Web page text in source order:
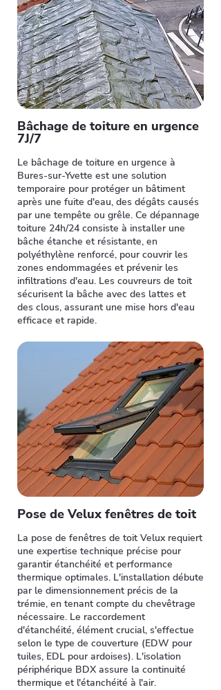
Bâchage de toiture en urgence
7J/7
Le bâchage de toiture en urgence à
Bures-sur-Yvette est une solution
temporaire pour protéger un bâtiment
après une fuite d'eau, des dégâts causés
par une tempête ou grêle. Ce dépannage
toiture 24h/24 consiste à installer une
bâche étanche et résistante, en
polyéthylène renforcé, pour couvrir les
zones endommagées et prévenir les
infiltrations d'eau. Les couvreurs de toit
sécurisent la bâche avec des lattes et
des clous, assurant une mise hors d'eau
efficace et rapide.
Pose de Velux fenêtres de toit
La pose de fenêtres de toit Velux requiert
une expertise technique précise pour
garantir étanchéité et performance
thermique optimales. L'installation débute
par le dimensionnement précis de la
trémie, en tenant compte du chevêtrage
nécessaire. Le raccordement
d'étanchéité, élément crucial, s'effectue
selon le type de couverture (EDW pour
tuiles, EDL pour ardoises). L'isolation
périphérique BDX assure la continuité
thermique et l'étanchéité à l'air.